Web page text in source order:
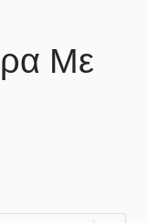
Με